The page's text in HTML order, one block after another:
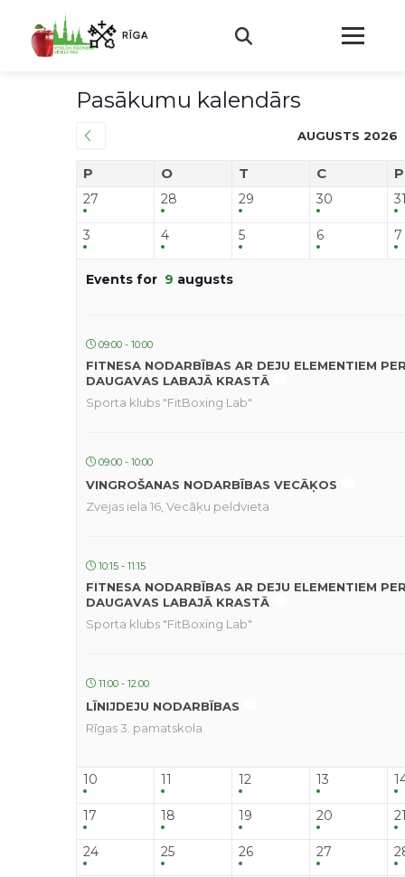
Pasākumu kalendārs
AUGUSTS 2026
P O T C
27 28 29 30
3 4 5 6 7
Events for 9 augusts
09:00 - 10:00
FITNESA NODARBĪBAS AR DEJU ELEMENTIEM
DAUGAVAS LABAJĀ KRASTĀ
Sporta klubs "FitBoxing Lab"
09:00 - 10:00
VINGROŠANAS NODARBĪBAS VECĀĶOS
Zvejas iela 16, Vecāķu peldvieta
10:15 - 11:15
FITNESA NODARBĪBAS AR DEJU ELEMENTIEM
DAUGAVAS LABAJĀ KRASTĀ
Sporta klubs "FitBoxing Lab"
11:00 - 12:00
LĪNIJDEJU NODARBĪBAS
Rīgas 3. pamatskola
10 11 12 13
17 18 19 20
24 25 26 27